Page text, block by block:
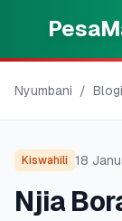
⚡ Pata
🌍
🇰🇪
Nyumbani / Blogi
Kiswahili 18
Njia